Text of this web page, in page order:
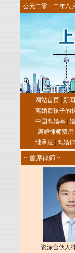
公元二零一二年八
网站首页 新
离婚后孩子的
中国离婚率
离婚律师费用
继承法 离婚
:: 首席律师 ::
资深合伙人